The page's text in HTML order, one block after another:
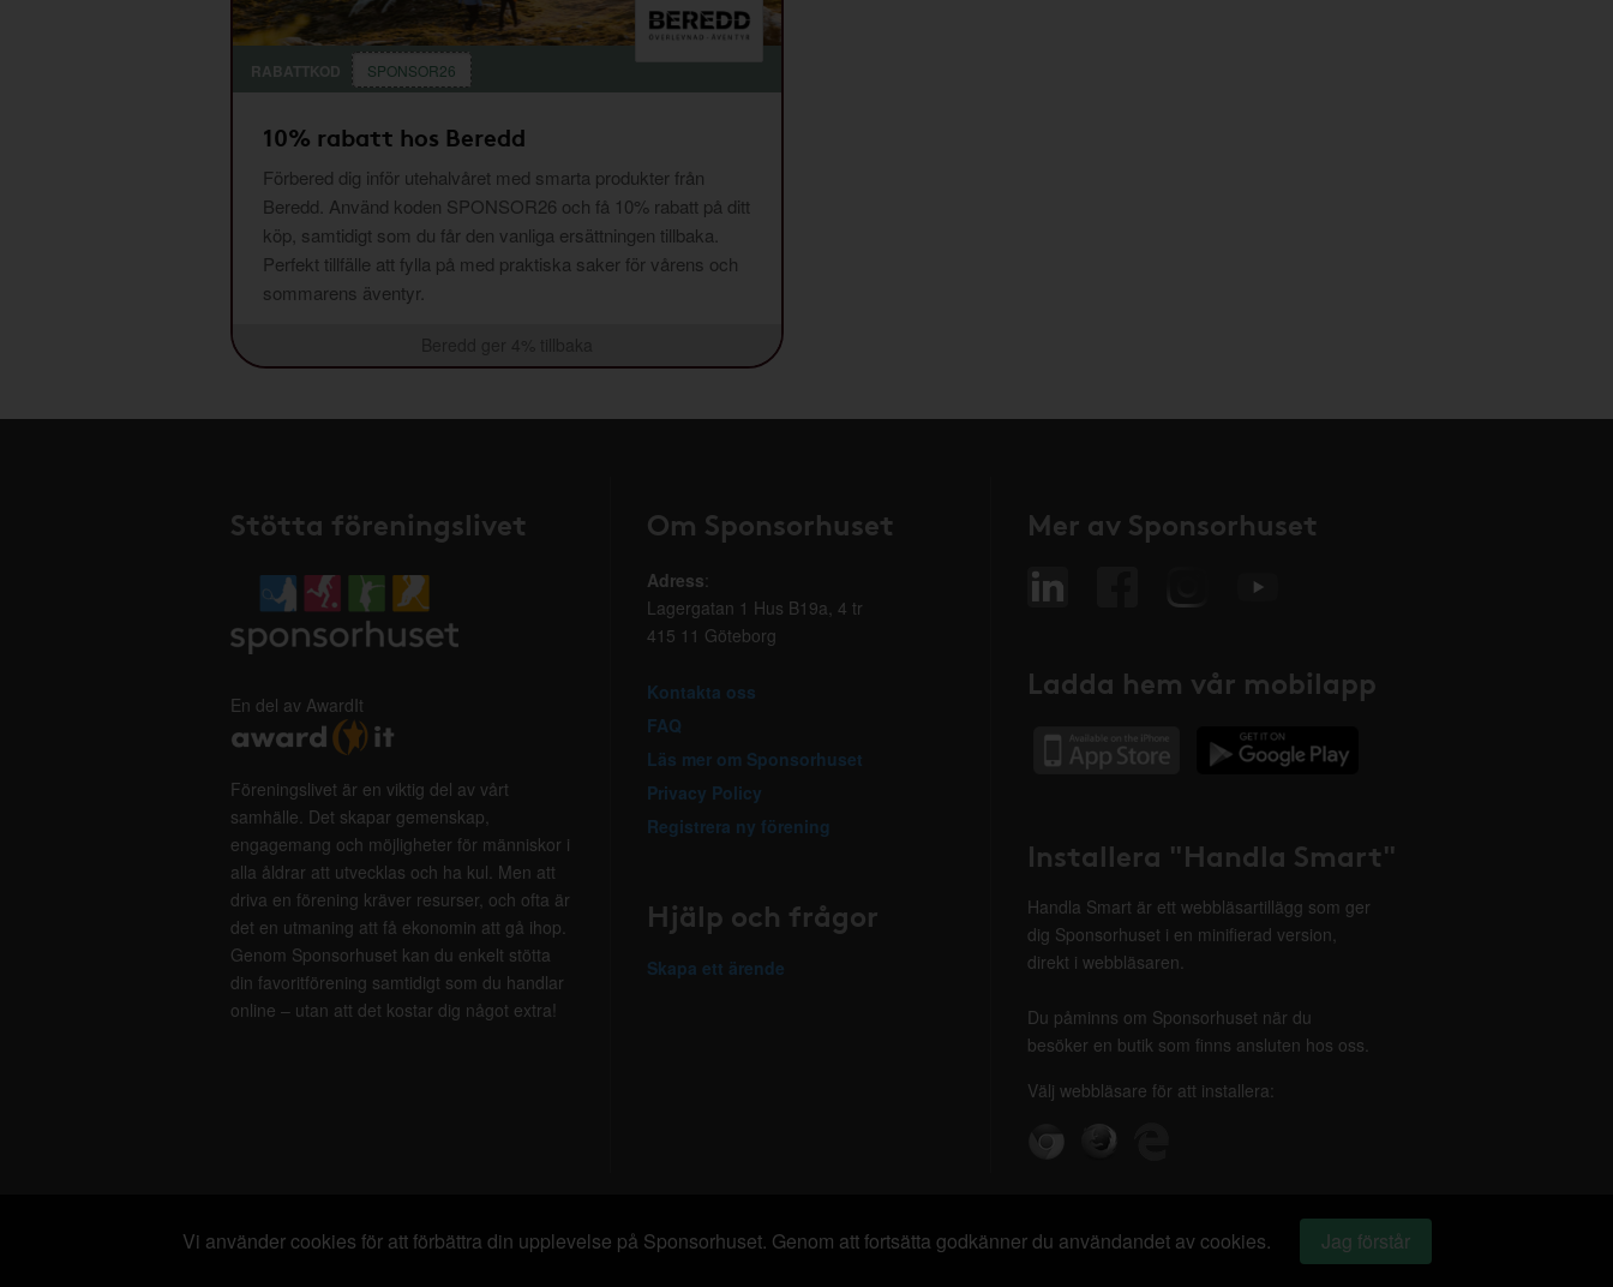
RABATTKOD SPONSOR26
10% rabatt hos Beredd
Förbered dig inför utehalvåret med smarta produkter från
Beredd. Använd koden SPONSOR26 och få 10% rabatt på ditt
köp, samtidigt som du får den vanliga ersättningen tillbaka.
Perfekt tillfälle att fylla på med praktiska saker för vårens och
sommarens äventyr.
Stötta föreningslivet
En del av AwardIt
Föreningslivet är en viktig del av vårt
samhälle. Det skapar gemenskap,
engagemang och möjligheter för människor i
alla åldrar att utvecklas och ha kul. Men att
driva en förening kräver resurser, och ofta är
det en utmaning att få ekonomin att gå ihop.
Genom Sponsorhuset kan du enkelt stötta
din favoritförening samtidigt som du handlar
online – utan att det kostar dig något extra!
Om Sponsorhuset
Adress:
Lagergatan 1 Hus B19a, 4 tr
415 11 Göteborg
Kontakta oss
FAQ
Läs mer om Sponsorhuset
Privacy Policy
Registrera ny förening
Hjälp och frågor
Skapa ett ärende
Mer av Sponsorhuset
Ladda hem vår mobilapp
Installera "Handla Smart"
Handla Smart är ett webbläsartillägg som ger
dig Sponsorhuset i en minifierad version,
direkt i webbläsaren.
Du påminns om Sponsorhuset när du
besöker en butik som finns ansluten hos oss.
Välj webbläsare för att installera:
Vi använder cookies för att förbättra din upplevelse på Sponsorhuset. Genom att fortsätta godkänner du användandet av cookies. Jag förstår